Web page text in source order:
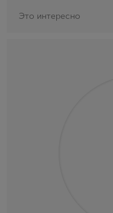
Это интересно